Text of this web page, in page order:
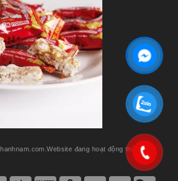
đang hoạt động thử